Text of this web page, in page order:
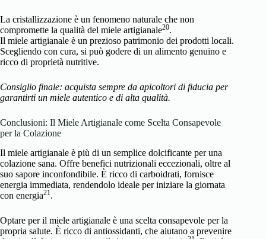
La cristallizzazione è un fenomeno naturale che non
compromette la qualità del miele artigianale20.
Il miele artigianale è un prezioso patrimonio dei prodotti locali.
Scegliendo con cura, si può godere di un alimento genuino e
ricco di proprietà nutritive.
Consiglio finale: acquista sempre da apicoltori di fiducia per
garantirti un miele autentico e di alta qualità.
Conclusioni: Il Miele Artigianale come Scelta Consapevole
per la Colazione
Il miele artigianale è più di un semplice dolcificante per una
colazione sana. Offre benefici nutrizionali eccezionali, oltre al
suo sapore inconfondibile. È ricco di carboidrati, fornisce
energia immediata, rendendolo ideale per iniziare la giornata
con energia21 .
Optare per il miele artigianale è una scelta consapevole per la
propria salute. È ricco di antiossidanti, che aiutano a prevenire